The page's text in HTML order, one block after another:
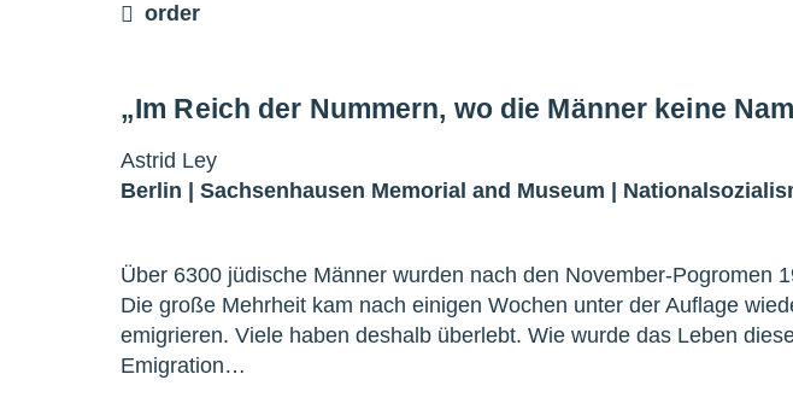
order
„Im Reich der Nummern, wo die Männer keine
Astrid Ley
Berlin | Sachsenhausen Memorial and Museum |
Über 6300 jüdische Männer wurden nach den November-Pogromen
Die große Mehrheit kam nach einigen Wochen unter der Auflage
emigrieren. Viele haben deshalb überlebt. Wie wurde das Leben
Emigration…